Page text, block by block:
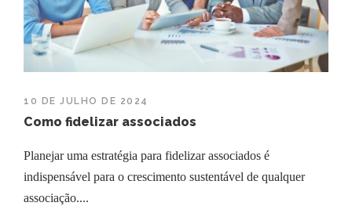
10 DE JULHO DE 2024
Como fidelizar associados
Planejar uma estratégia para fidelizar associados é
indispensável para o crescimento sustentável de qualquer
associação....